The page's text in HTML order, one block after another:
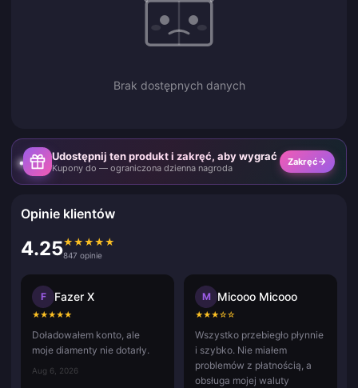
Brak dostępnych danych
Udostępnij ten produkt i zakręć, aby wygrać
Kupony do — ograniczona dzienna nagroda
Zakręć
Opinie klientów
4.25★ ★ ★ ★ ★
847 opinie
F Fazer X
★★★★★
Doładowałem konto, ale
moje diamenty nie dotarły.
Aug 6, 2026
M Micooo Micooo
★★★☆☆
Wszystko przebiegło płynnie
i szybko. Nie miałem
problemów z płatnością, a
obsługa mojej waluty